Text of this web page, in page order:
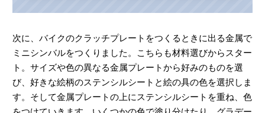
次に、バイクのクラッチプレートをつくるときに出る金属で
ミニシンバルをつくりました。こちらも材料選びからスター
ト。サイズや色の異なる金属プレートから好みのものを選
び、好きな絵柄のステンシルシートと絵の具の色を選択しま
す。そして金属プレートの上にステンシルシートを重ね、色